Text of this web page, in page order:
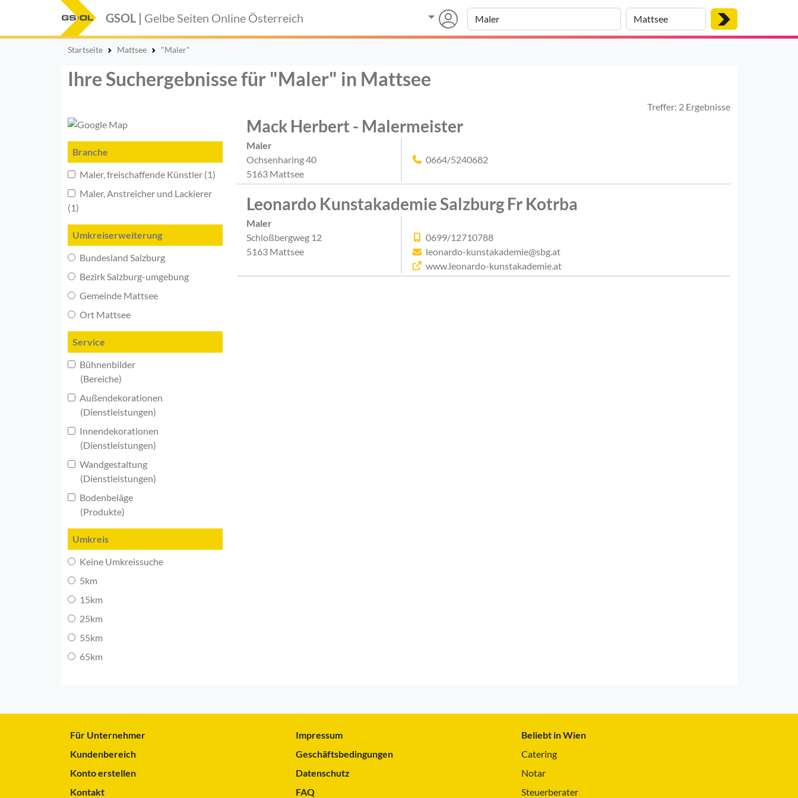
GSOL | Gelbe Seiten Online Österreich
Startseite Mattsee "Maler"
Ihre Suchergebnisse für "Maler" in Mattsee
Treffer: 2 Ergebnisse
Branche
Maler, freischaffende Künstler (1)
Maler, Anstreicher und Lackierer
(1)
Umkreiserweiterung
Bundesland Salzburg
Bezirk Salzburg-umgebung
Gemeinde Mattsee
Ort Mattsee
Service
Bühnenbilder
(Bereiche)
Außendekorationen
(Dienstleistungen)
Innendekorationen
(Dienstleistungen)
Wandgestaltung
(Dienstleistungen)
Bodenbeläge
(Produkte)
Umkreis
Keine Umkreissuche
5km
15km
25km
55km
65km
Mack Herbert - Malermeister
Maler
Ochsenharing 40
5163 Mattsee
0664/5240682
Leonardo Kunstakademie Salzburg Fr Kotrba
Maler
Schloßbergweg 12
5163 Mattsee
0699/12710788
leonardo-kunstakademie@sbg.at
www.leonardo-kunstakademie.at
Für Unternehmer
Kundenbereich
Konto erstellen
Kontakt
Impressum
Geschäftsbedingungen
Datenschutz
FAQ
Beliebt in Wien
Catering
Notar
Steuerberater